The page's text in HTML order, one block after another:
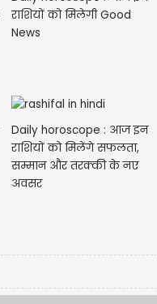
राशियों को मिलेगी Good
News
Daily horoscope : आज इन
राशियों को मिलेंगे सफलता,
सम्मान और तरक्की के नए
अवसर